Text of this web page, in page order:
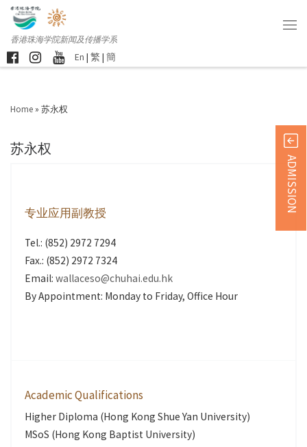
香港珠海学院新闻及传播学系
En | 繁 | 簡
Home » 苏永权
苏永权
专业应用副教授
Tel.: (852) 2972 7294
Fax.: (852) 2972 7324
Email:wallaceso@chuhai.edu.hk
By Appointment: Monday to Friday, Office Hour
Academic Qualifications
Higher Diploma (Hong Kong Shue Yan University)
MSoS (Hong Kong Baptist University)
ADMISSION